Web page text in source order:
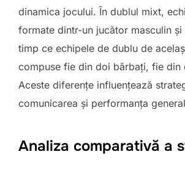
dinamica jocului. În dublul mixt,
formate dintr-un jucător masculin
timp ce echipele de dublu de
compuse fie din doi bărbați, fie din
Aceste diferențe influențează
comunicarea și performanța
Analiza comparativă a